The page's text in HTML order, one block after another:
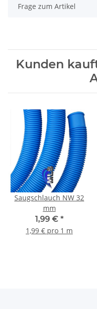
Frage zum Artikel
Kunden
Saugschlauch NW 32
mm
1,99 € *
1,99 € pro 1 m